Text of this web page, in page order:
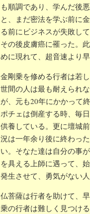
も順調であり、学んだ後
と、まだ密法を学ぶ前に
る前にビジネスが失敗し
その後皮膚癌に罹った。
めに現れて、超音速より早
金剛乗を修める行者は若
世間の人は最も耐えられ
が、元も20年にかかって
ポチェは倒産する時、毎
供養している。更に壇城
況は一年余り後に終わっ
い。そなた達は自分の事
を具える上師に遇って、
発生させて、勇気がない人
仏菩薩は行者を助けて、
乗の行者は難しく見つけ